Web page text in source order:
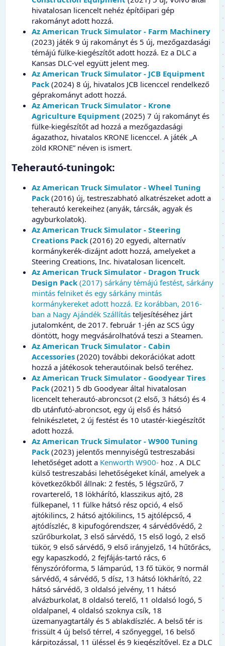
hivatalosan licencelt nehéz építőipari gép
rakományt adott hozzá.
Az American Truck Simulator - Farm Machinery
(2023) játék 9 új rakományt és 5 új, mezőgazdasági
témájú fülke-kiegészítőt adott hozzá. Ez a DLC a
Kansas DLC-vel együtt jelent meg.
Az American Truck Simulator - JCB Equipment
Pack (2024) 8 új, hivatalos JCB licenccel rendelkező
géprakományt adott hozzá.
Az American Truck Simulator - Krone
Agriculture Equipment (2025) 7 új rakományt és
fülke-kiegészítőt ad hozzá a mezőgazdasági
ágazathoz, hivatalos KRONE licenccel. A játék „A
zöld KRONE” néven is ismert.
Teherautó-tuningok:​
Az American Truck Simulator - Wheel Tuning
Pack (2016) új, testreszabható alkatrészeket adott a
teherautó kerekeihez (anyák, tárcsák, agyak és
agyburkolatok).
Az American Truck Simulator - Steering
Creations Pack (2016) 20 egyedi, alternatív
kormánykerék-dizájnt adott hozzá, amelyeket a
Steering Creations, Inc. hivatalosan licencelt.
Az American Truck Simulator - Dragon Truck
Design Pack (2017) sárkány témájú festést, sárkány
mintás felniket és egy sárkány mintás
kormánykereket adott hozzá. Ez korábban, 2016-
ban a Nagy Ajándék Szállítás teljesítéséhez járt
jutalomként, de 2017. február 1-jén az SCS úgy
döntött, hogy megvásárolhatóvá teszi a Steamen.
Az American Truck Simulator - Cabin
Accessories (2020) további dekorációkat adott
hozzá a játékosok teherautóinak belső teréhez.
Az American Truck Simulator - Goodyear Tires
Pack (2021) 5 db Goodyear által hivatalosan
licencelt teherautó-abroncsot (2 első, 3 hátsó) és 4
db utánfutó-abroncsot, egy új első és hátsó
felnikészletet, 2 új festést és 10 utastér-kiegészítőt
adott hozzá.
Az American Truck Simulator - W900 Tuning
Pack (2023) jelentős mennyiségű testreszabási
lehetőséget adott a Kenworth W900- hoz . A DLC
külső testreszabási lehetőségeket kínál, amelyek a
következőkből állnak: 2 festés, 5 légszűrő, 7
rovarterelő, 18 lökhárító, klasszikus ajtó, 28
fülkepanel, 11 fülke hátsó rész opció, 4 első
ajtókilincs, 2 hátsó ajtókilincs, 15 ajtólépcső, 4
ajtódíszléc, 8 kipufogórendszer, 4 sárvédővédő, 2
szűrőburkolat, 3 első sárvédő, 15 első logó, 2 első
tükör, 9 első sárvédő, 9 első irányjelző, 14 hűtőrács,
egy kapaszkodó, 2 fejfájás-tartó rács, 6
fényszóróforma, 5 lámparúd, 13 fő tükör, 9 normál
sárvédő, 4 sárvédő, 5 dísz, 13 hátsó lökhárító, 22
hátsó sárvédő, 3 oldalsó jelvény, 11 hátsó
alvázburkolat, 8 oldalsó terelő, 11 oldalsó logó, 5
oldalpanel, 4 oldalsó szoknya csík, 18
üzemanyagtartály és 5 ablakdíszléc. A belső tér is
frissült 4 új belső térrel, 4 szőnyeggel, 16 belső
kárpitozással, 11 üléssel és 9 kiegészítővel. Ez a DLC